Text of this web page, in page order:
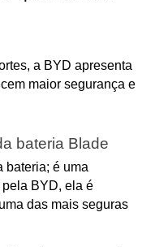
a BYD apresenta
maior segurança e
bateria Blade
bateria; é uma
BYD, ela é
das mais seguras